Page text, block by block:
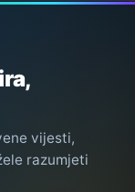
vijesti,
razumjeti